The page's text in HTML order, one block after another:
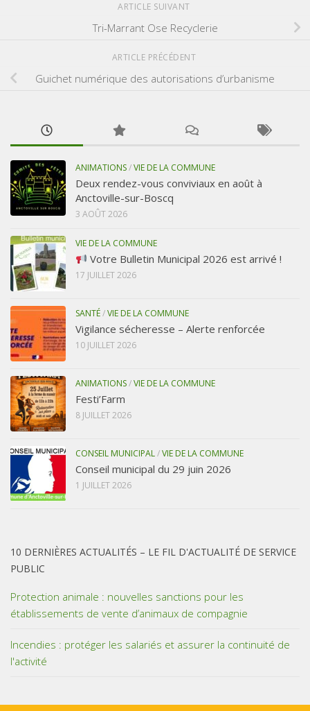
ARTICLE SUIVANT
Tri-Marrant Ose Recyclerie
ARTICLE PRÉCÉDENT
Guichet numérique des autorisations d’urbanisme
ANIMATIONS/VIE DE LA COMMUNE
Deux rendez-vous conviviaux en août à
Anctoville-sur-Boscq
3 AOÛT 2026
VIE DE LA COMMUNE
Votre Bulletin Municipal 2026 est arrivé !
17 JUILLET 2026
SANTÉ/VIE DE LA COMMUNE
Vigilance sécheresse – Alerte renforcée
10 JUILLET 2026
ANIMATIONS/VIE DE LA COMMUNE
Festi’Farm
8 JUILLET 2026
CONSEIL MUNICIPAL/VIE DE LA COMMUNE
Conseil municipal du 29 juin 2026
1 JUILLET 2026
10 DERNIÈRES ACTUALITÉS – LE FIL D'ACTUALITÉ DE SERVICE
PUBLIC
Protection animale : nouvelles sanctions pour les
établissements de vente d’animaux de compagnie
Incendies : protéger les salariés et assurer la continuité de
l'activité